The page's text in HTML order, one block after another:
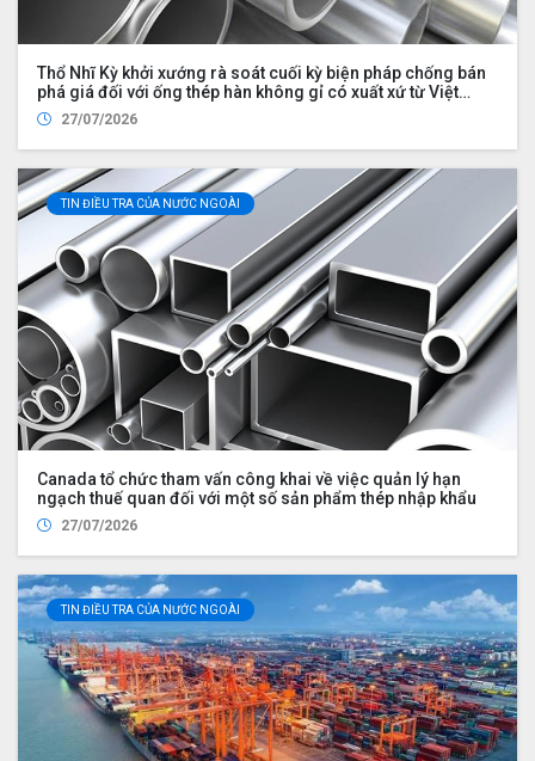
Thổ Nhĩ Kỳ khởi xướng rà soát cuối kỳ biện pháp chống bán
phá giá đối với ống thép hàn không gỉ có xuất xứ từ Việt
Nam27/07/2026
TIN ĐIỀU TRA CỦA NƯỚC NGOÀI
Canada tổ chức tham vấn công khai về việc quản lý hạn
ngạch thuế quan đối với một số sản phẩm thép nhập khẩu
27/07/2026
TIN ĐIỀU TRA CỦA NƯỚC NGOÀI